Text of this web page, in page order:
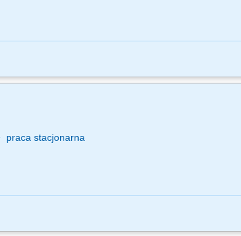
hipotecznych. Pozyskiwanie nowych klientów i budowanie
praca stacjonarna
i zapraszanie na spotkanie. Budowanie